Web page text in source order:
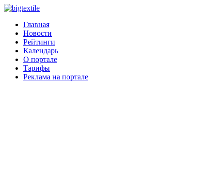
Главная
Новости
Рейтинги
Календарь
О портале
Тарифы
Реклама на портале